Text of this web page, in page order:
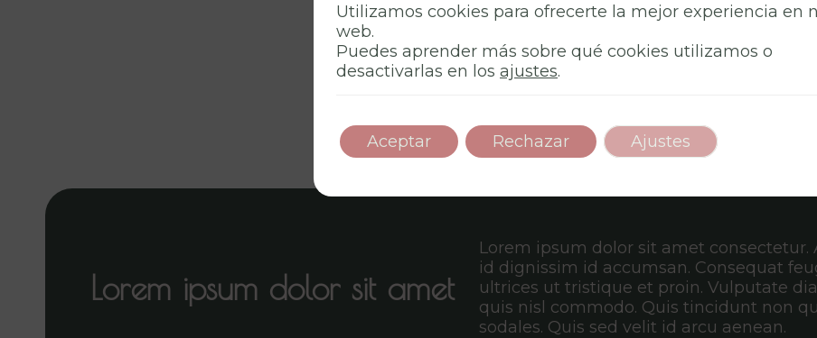
Lorem ipsum dolor sit amet
Lorem ipsum dolor sit amet consectetur.
id dignissim id accumsan. Consequat
ultrices ut tristique et proin. Vulputate
quis nisl commodo. Quis tincidunt non
sodales. Quis sed velit id arcu aenean.
Utilizamos cookies para ofrecerte la mejor experiencia en
web.
Puedes aprender más sobre qué cookies utilizamos o
desactivarlas en los ajustes.
Aceptar Rechazar Ajustes